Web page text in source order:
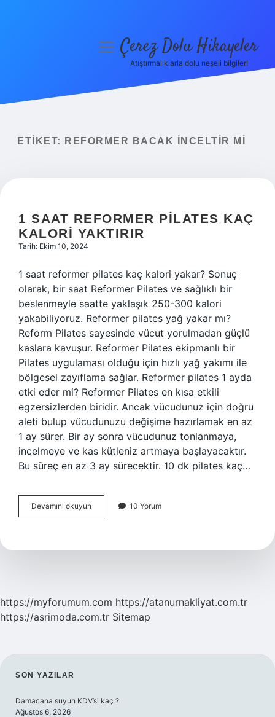
Yasal Uyarı
menüyüÇerez Dolu Hikayeler
Atıştırmalıklarla dolu neşeli bilgiler!
ETIKET: REFORMER BACAK INCELTIR MI
1 SAAT REFORMER PILATES KAÇ
KALORI YAKTIRIR
Tarih: Ekim 10, 2024
1 saat reformer pilates kaç kalori yakar? Sonuç
olarak, bir saat Reformer Pilates ve sağlıklı bir
beslenmeyle saatte yaklaşık 250-300 kalori
yakabiliyoruz. Reformer pilates yağ yakar mı?
Reform Pilates sayesinde vücut yorulmadan güçlü
kaslara kavuşur. Reformer Pilates ekipmanlı bir
Pilates uygulaması olduğu için hızlı yağ yakımı ile
bölgesel zayıflama sağlar. Reformer pilates 1 ayda
etki eder mi? Reformer Pilates en kısa etkili
egzersizlerden biridir. Ancak vücudunuz için doğru
aleti bulup vücudunuzu değişime hazırlamak en az
1 ay sürer. Bir ay sonra vücudunuz tonlanmaya,
incelmeye ve kas kütleniz artmaya başlayacaktır.
Bu süreç en az 3 ay sürecektir. 10 dk pilates kaç…
Devamını okuyun
Saat
Kaç
10 Yorum
https://myforumum.com https://atanurnakliyat.com.tr
https://asrimoda.com.tr Sitemap
SIDEBAR
SON YAZILAR
Damacana suyun KDV’si kaç ?
Ağustos 6, 2026